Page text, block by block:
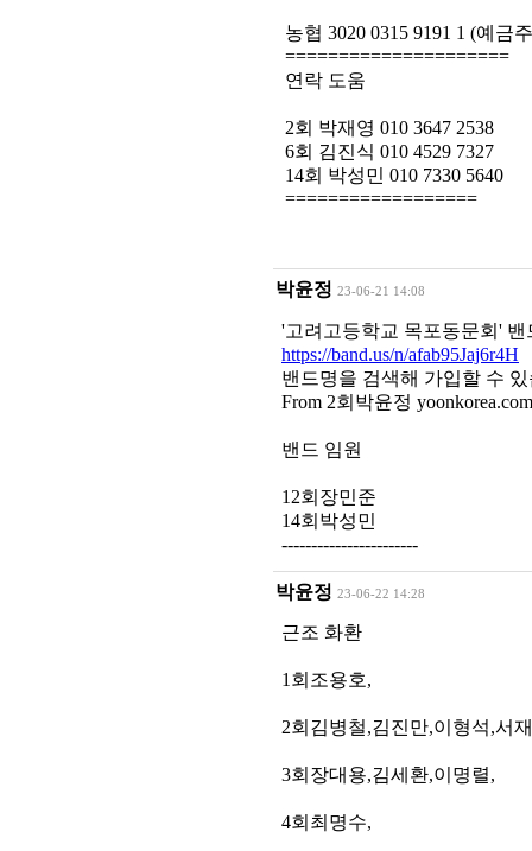
농협 3020 0315 9191 1 (예금
=====================
연락 도움
2회 박재영 010 3647 2538
6회 김진식 010 4529 7327
14회 박성민 010 7330 5640
==================
박윤정 23-06-21 14:08
'고려고등학교 목포동문회'
https://band.us/n/afab95Jaj6r4H
밴드명을 검색해 가입할 수
From 2회박윤정 yoonkorea.com
밴드 임원
12회장민준
14회박성민
-----------------------
박윤정 23-06-22 14:28
근조 화환
1회조용호,
2회김병철,김진만,이형석,서
3회장대용,김세환,이명렬,
4회최명수,